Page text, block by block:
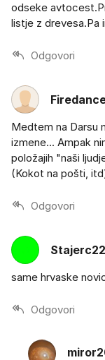
odseke
listje z drevesa.Pa
Odgovori
Medtem na Darsu
izmene... Ampak
položajih "naši
(Kokot na pošti,
Odgovori
Stajerc22
same hrvaske
Odgovori